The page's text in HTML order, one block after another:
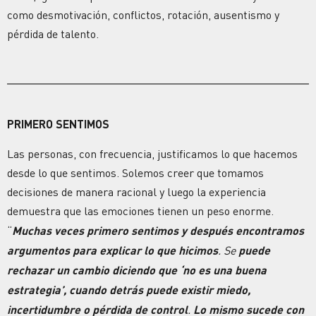
como desmotivación, conflictos, rotación, ausentismo y
pérdida de talento.
PRIMERO SENTIMOS
Las personas, con frecuencia, justificamos lo que hacemos
desde lo que sentimos. Solemos creer que tomamos
decisiones de manera racional y luego la experiencia
demuestra que las emociones tienen un peso enorme.
“Muchas veces primero sentimos y después encontramos
argumentos para explicar lo que hicimos. Se puede
rechazar un cambio diciendo que ‘no es una buena
estrategia’, cuando detrás puede existir miedo,
incertidumbre o pérdida de control. Lo mismo sucede con